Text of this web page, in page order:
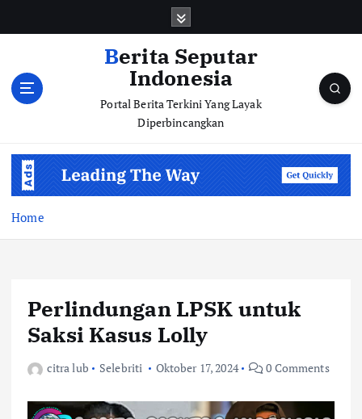
Berita Seputar
Indonesia
Portal Berita Terkini Yang Layak
Diperbincangkan
Home
Perlindungan LPSK untuk
Saksi Kasus Lolly
citra lub Selebriti Oktober 17, 2024 0 Comments